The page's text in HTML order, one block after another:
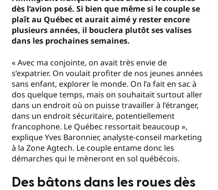
dès l’avion posé. Si bien que même si le couple se
plaît au Québec et aurait aimé y rester encore
plusieurs années, il bouclera plutôt ses valises
dans les prochaines semaines.
« Avec ma conjointe, on avait très envie de
s’expatrier. On voulait profiter de nos jeunes années
sans enfant, explorer le monde. On l’a fait en sac à
dos quelque temps, mais on souhaitait surtout aller
dans un endroit où on puisse travailler à l’étranger,
dans un endroit sécuritaire, potentiellement
francophone. Le Québec ressortait beaucoup »,
explique Yves Baronnier, analyste-conseil marketing
à la Zone Agtech. Le couple entame donc les
démarches qui le mèneront en sol québécois.
Des bâtons dans les roues dès